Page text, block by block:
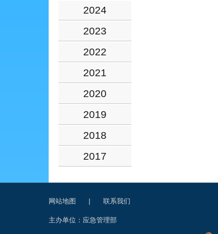
2024
2023
2022
2021
2020
2019
2018
2017
网站地图 | 联系我们
主办单位：应急管理部